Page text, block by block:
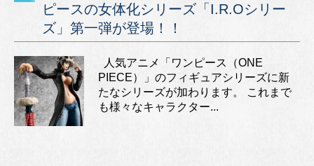
ピースの女体化シリーズ「I.R.Oシリー
ズ」第一弾が登場！！
人気アニメ「ワンピース（ONE
PIECE）」のフィギュアシリーズに新
たなシリーズが加わります。 これまで
も様々なキャラクター...